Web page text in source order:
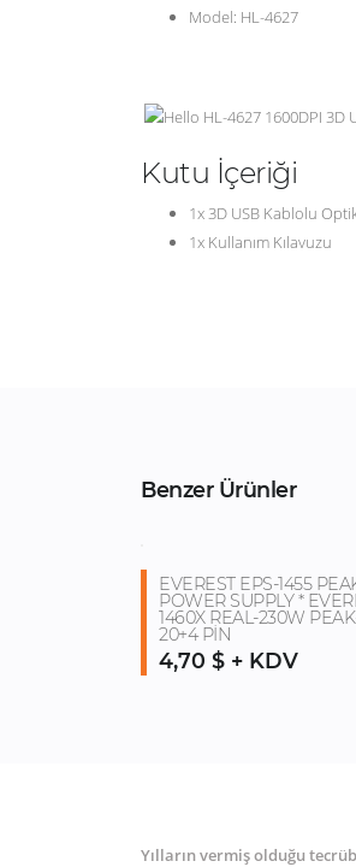
Model: HL-4627
Kutu İçeriği
1x 3D USB Kablolu
1x Kullanım Kılavuzu
Benzer Ürünler
EVEREST EPS-1455
POWER SUPPLY *
1460X REAL-230W
20+4 PİN
4,70 $ + KDV
Yılların vermiş olduğu